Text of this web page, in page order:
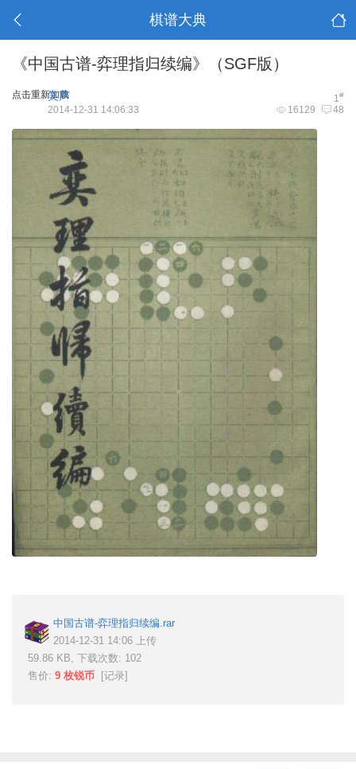
棋谱大典
《中国古谱-弈理指归续编》（SGF版）
点击重新加载 1#
笑声
16129 48
2014-12-31 14:06:33
中国古谱-弈理指归续编.rar
2014-12-31 14:06 上传
59.86 KB, 下载次数: 102
售价: 9 枚锐币 [记录]